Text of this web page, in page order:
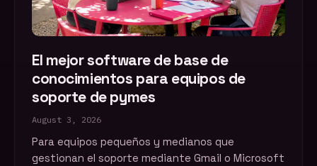
El mejor software de base de
conocimientos para equipos de
soporte de pymes
August 3, 2026
Para equipos pequeños y medianos que
gestionan el soporte mediante Gmail o Microsoft